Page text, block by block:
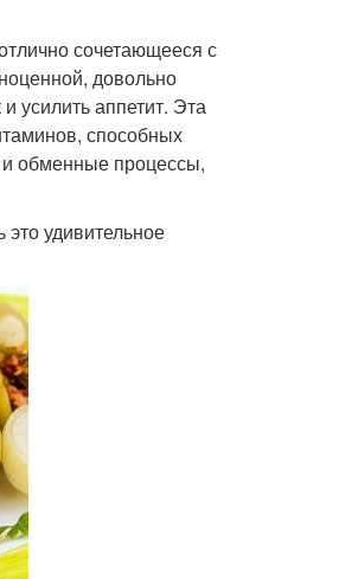
сочетающееся с
довольно
усилить аппетит. Эта
способных
обменные процессы,
это удивительное